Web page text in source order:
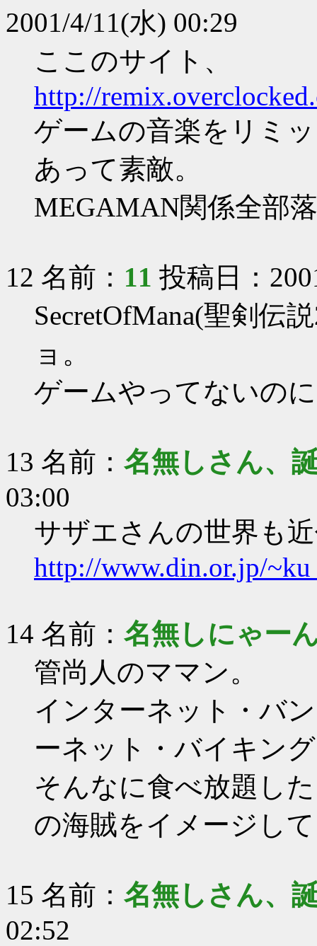
2001/4/11(水) 00:29
ここのサイト、
http://
ゲームの音楽をリミ
あって素敵。
MEGAMAN関係全部
12 名前： 11 投稿日：
SecretOfMana(聖剣伝
ョ。
ゲームやってないの
13 名前： 名無しさん、
03:00
サザエさんの世界も
http://www.din.or.jp/
14 名前： 名無しにゃー
管尚人のママン。
インターネット・バ
ーネット・バイキン
そんなに食べ放題し
の海賊をイメージし
15 名前： 名無しさん、
02:52